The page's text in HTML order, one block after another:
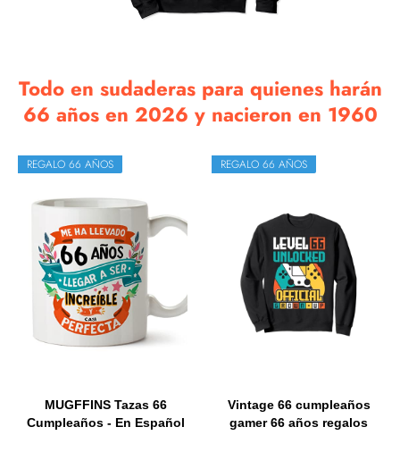
Todo en sudaderas para quienes harán
66 años en 2026 y nacieron en 1960
REGALO 66 AÑOS
MUGFFINS Tazas 66
Cumpleaños - En Español
REGALO 66 AÑOS
Vintage 66 cumpleaños
gamer 66 años regalos